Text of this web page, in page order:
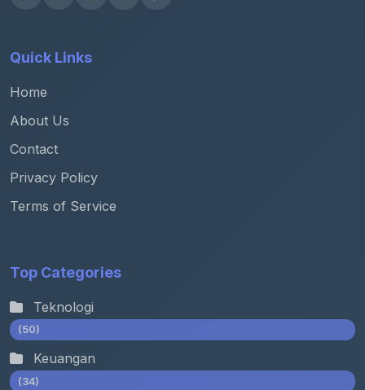
Quick Links
Home
About Us
Contact
Privacy Policy
Terms of Service
Top Categories
Teknologi
(50)
Keuangan
(34)